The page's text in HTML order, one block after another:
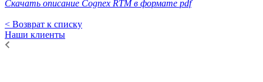
Скачать описание Cognex RTM в формате pdf
< Возврат к списку
Наши клиенты